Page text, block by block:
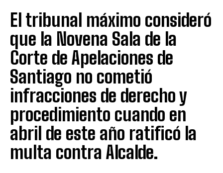
El tribunal máximo consideró
que la Novena Sala de la
Corte de Apelaciones de
Santiago no cometió
infracciones de derecho y
procedimiento cuando en
abril de este año ratificó la
multa contra Alcalde.